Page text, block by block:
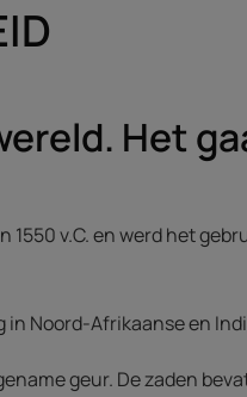
Het
1550 v.C. en werd het
in Noord-Afrikaanse en
geur. De zaden